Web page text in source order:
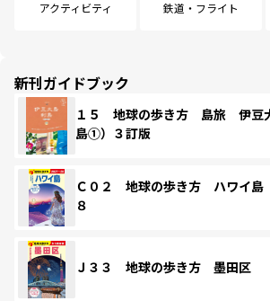
アクティビティ 鉄道・フライト
新刊ガイドブック
１５ 地球の歩き方 島旅 伊豆
島①）３訂版
Ｃ０２ 地球の歩き方 ハワイ島
８
Ｊ３３ 地球の歩き方 墨田区